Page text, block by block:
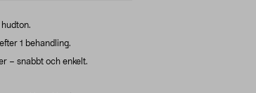
1 behandling.
– snabbt och enkelt.